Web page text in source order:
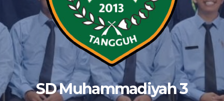
SD Muhammadiyah 3